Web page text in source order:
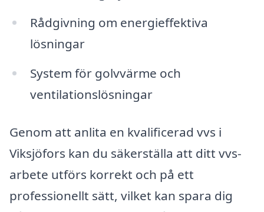
Rådgivning om energieffektiva
lösningar
System för golvvärme och
ventilationslösningar
Genom att anlita en kvalificerad vvs i
Viksjöfors kan du säkerställa att ditt vvs-
arbete utförs korrekt och på ett
professionellt sätt, vilket kan spara dig